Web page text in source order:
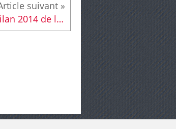
Découvrez le bilan 2014 de la Stratégie territoriale de sécurité et de prévention de la délinquance de la Ville du Mans